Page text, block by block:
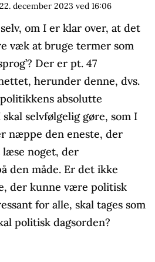
december 2023 ved 16:06
om I er klar over, at det
væk at bruge termer som
Der er pt. 47
herunder denne, dvs.
absolutte
skal selvfølgelig gøre, som I
næppe den eneste, der
noget, der
den måde. Er det ikke
der kunne være politisk
for alle, skal tages som
politisk dagsorden?